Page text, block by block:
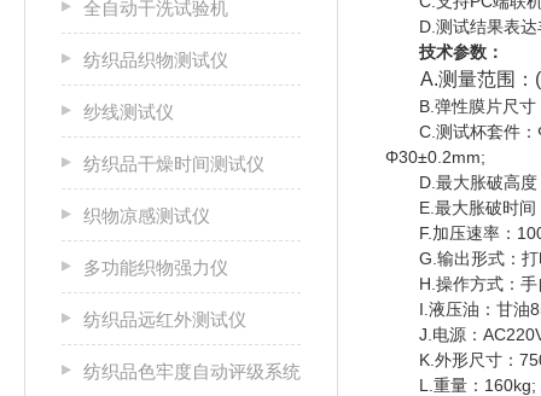
全自动干洗试验机
纺织品织物测试仪
纱线测试仪
纺织品干燥时间测试仪
织物凉感测试仪
多功能织物强力仪
纺织品远红外测试仪
纺织品色牢度自动评级系统
D.测试结果表达丰
技术参数：
A.测量范围：(
B.弹性膜片尺寸
C.测试杯套件：
Φ30±0.2mm;
D.最大胀破高度
E.最大胀破时间
F.加压速率：
G.输出形式：打
H.操作方式：手
I.液压油：甘油
J.电源：
K.外形尺寸：
L.重量：160kg;